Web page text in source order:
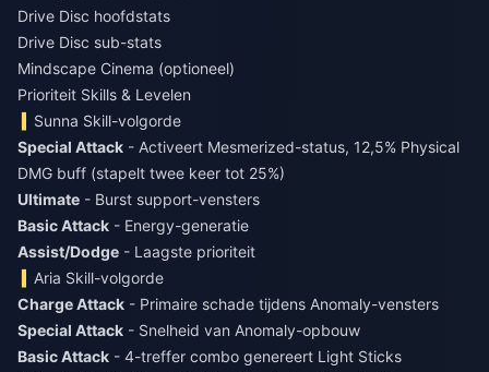
Drive Disc hoofdstats
Drive Disc sub-stats
Mindscape Cinema (optioneel)
Prioriteit Skills & Levelen
Sunna Skill-volgorde
Special Attack - Activeert Mesmerized-status, 12,5% Physical
DMG buff (stapelt twee keer tot 25%)
Ultimate - Burst support-vensters
Basic Attack - Energy-generatie
Assist/Dodge - Laagste prioriteit
Aria Skill-volgorde
Charge Attack - Primaire schade tijdens Anomaly-vensters
Special Attack - Snelheid van Anomaly-opbouw
Basic Attack - 4-treffer combo genereert Light Sticks